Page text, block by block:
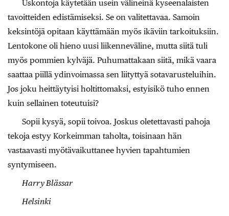
Uskontoja käytetään usein välineinä kyseenalaisten
tavoitteiden edistämiseksi. Se on valitettavaa. Samoin
keksintöjä opitaan käyttämään myös ikäviin tarkoituksiin.
Lentokone oli hieno uusi liikenneväline, mutta siitä tuli
myös pommien kylväjä. Puhumattakaan siitä, mikä vaara
saattaa piillä ydinvoimassa sen liityttyä sotavarusteluihin.
Jos joku heittäytyisi holtittomaksi, estyisikö tuho ennen
kuin sellainen toteutuisi?
Sopii kysyä, sopii toivoa. Joskus oletettavasti pahoja
tekoja estyy Korkeimman taholta, toisinaan hän
vastaavasti myötävaikuttanee hyvien tapahtumien
syntymiseen.
Harry Blässar
Helsinki